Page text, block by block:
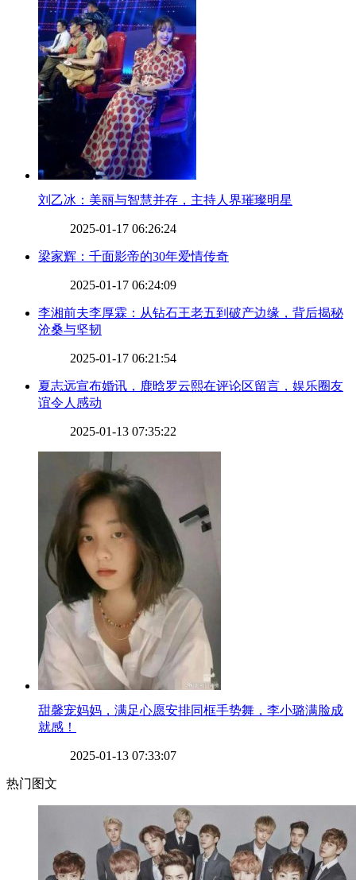
​刘乙冰：美丽与智慧并存，主持人界璀璨明星
2025-01-17 06:26:24
​梁家辉：千面影帝的30年爱情传奇
2025-01-17 06:24:09
​李湘前夫李厚霖：从钻石王老五到破产边缘，背后揭秘
沧桑与坚韧
2025-01-17 06:21:54
​夏志远宣布婚讯，鹿晗罗云熙在评论区留言，娱乐圈友
谊令人感动
2025-01-13 07:35:22
​甜馨宠妈妈，满足心愿安排同框手势舞，李小璐满脸成
就感！
2025-01-13 07:33:07
热门图文